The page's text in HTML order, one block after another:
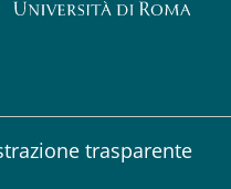
menu
trasparente